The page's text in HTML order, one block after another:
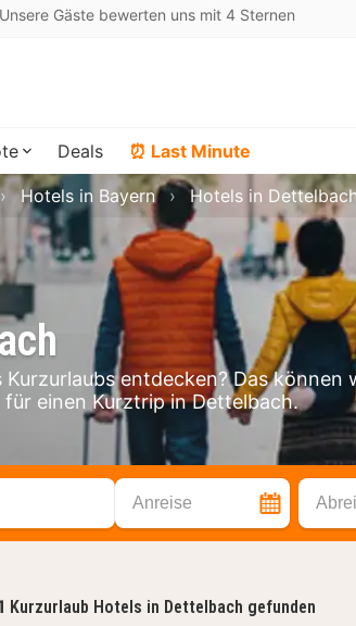
Unsere Gäste bewerten uns mit 4 Sternen
Deals ⏰ Last Minute
entdecken? Das können
einen Kurztrip in Dettelbach.
Hotels in Bayern Hotels in
Anreise
Kurzurlaub Hotels in Dettelbach gefunden